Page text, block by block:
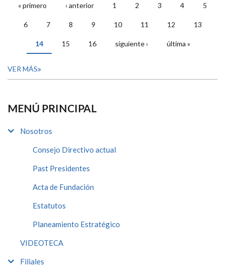
PÁGINAS
« primero ‹ anterior 1 2 3 4 5
6 7 8 9 10 11 12 13
14 15 16 siguiente › última »
VER MÁS
MENÚ PRINCIPAL
Nosotros
Consejo Directivo actual
Past Presidentes
Acta de Fundación
Estatutos
Planeamiento Estratégico
VIDEOTECA
Filiales